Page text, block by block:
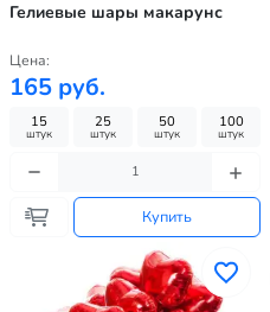
Гелиевые шары макарунс
Цена:
165 руб.
15
штук
25
штук
50
штук
100
штук
Купить